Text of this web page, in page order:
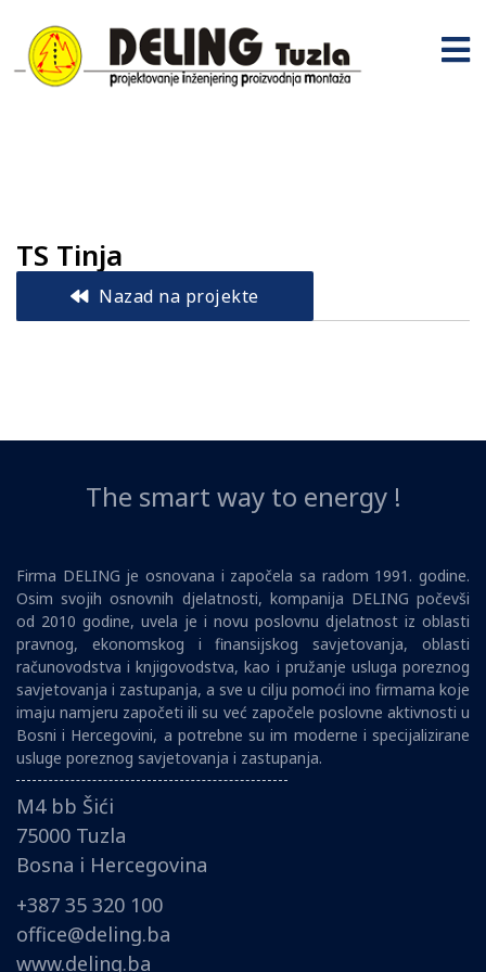
TS Tinja
Nazad na projekte
The smart way to energy !
Firma DELING je osnovana i započela sa radom 1991. godine.
Osim svojih osnovnih djelatnosti, kompanija DELING počevši
od 2010 godine, uvela je i novu poslovnu djelatnost iz oblasti
pravnog, ekonomskog i finansijskog savjetovanja, oblasti
računovodstva i knjigovodstva, kao i pružanje usluga poreznog
savjetovanja i zastupanja, a sve u cilju pomoći ino firmama koje
imaju namjeru započeti ili su već započele poslovne aktivnosti u
Bosni i Hercegovini, a potrebne su im moderne i specijalizirane
usluge poreznog savjetovanja i zastupanja.
M4 bb Šići
75000 Tuzla
Bosna i Hercegovina
+387 35 320 100
office@deling.ba
www.deling.ba